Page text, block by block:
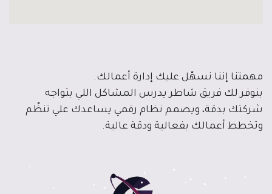
مهمتنا إننا نسهّل عليك إدارة أعمالك.
بنوفر لك فريق شاطر يدرس المشاكل اللي بتواجه
شركتك بدقة، ويصمم نظام رقمي يساعدك علي تنظّم
وتخطط أعمالك بفعالية ودقة عالية.